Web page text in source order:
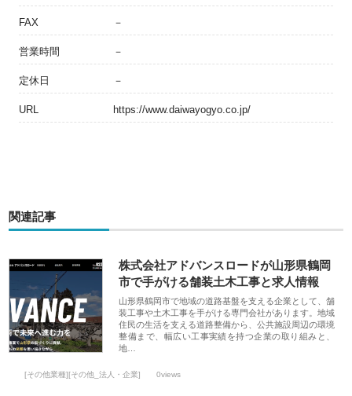
FAX －
営業時間 －
定休日 －
URL https://www.daiwayogyo.co.jp/
関連記事
株式会社アドバンスロードが山形県鶴岡
市で手がける舗装土木工事と求人情報
山形県鶴岡市で地域の道路基盤を支える企業として、舗
装工事や土木工事を手がける専門会社があります。地域
住民の生活を支える道路整備から、公共施設周辺の環境
整備まで、幅広い工事実績を持つ企業の取り組みと、
地…
[その他業種][その他_法人・企業] 0views